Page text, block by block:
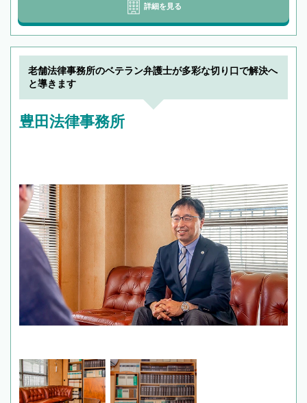
詳細を見る
老舗法律事務所のベテラン弁護士が多彩な切り口で解決へ
と導きます
豊田法律事務所